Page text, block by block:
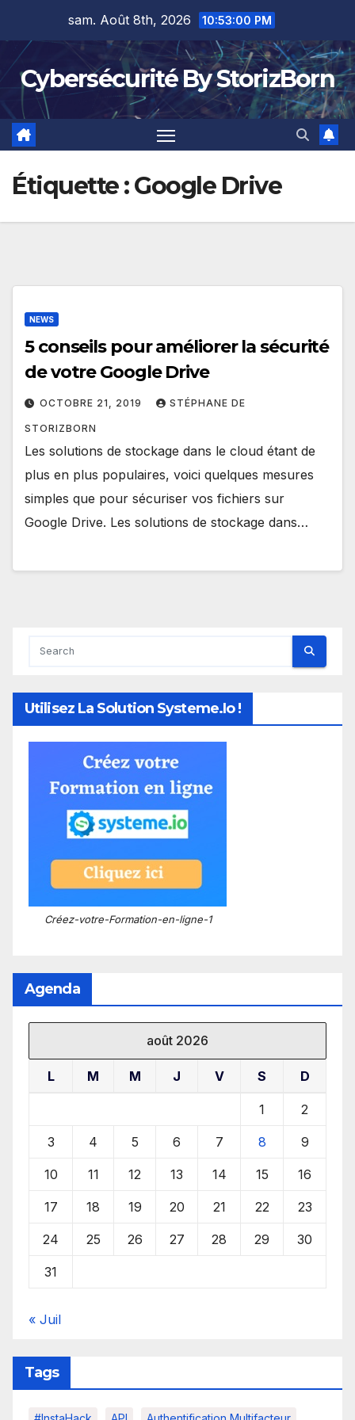
content
sam. Août 8th, 2026 10:53:00 PM
Cybersécurité By StorizBorn
Étiquette :Google Drive
NEWS
5 conseils pour améliorer la sécurité
de votre Google Drive
OCTOBRE 21, 2019 STÉPHANE DE
STORIZBORN
Les solutions de stockage dans le cloud étant de
plus en plus populaires, voici quelques mesures
simples que pour sécuriser vos fichiers sur
Google Drive. Les solutions de stockage dans…
Utilisez La Solution Systeme.io !
Créez-votre-Formation-en-ligne-1
Agenda
août 2026
L M M J V S D
1 2
3 4 5 6 7 8 9
10 11 12 13 14 15 16
17 18 19 20 21 22 23
24 25 26 27 28 29 30
31
« Juil
Tags